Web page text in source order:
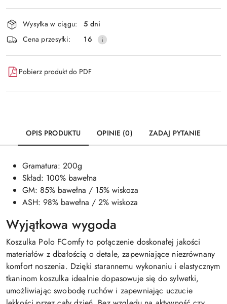
Wyślij
Dostępność
i
dostawa
Wysyłka w ciągu:
5 dni
Cena przesyłki:
16
Pobierz produkt do PDF
OPIS PRODUKTU OPINIE (0) ZADAJ PYTANIE
Gramatura: 200g
Skład: 100% bawełna
GM: 85% bawełna / 15% wiskoza
ASH: 98% bawełna / 2% wiskoza
Wyjątkowa wygoda
Koszulka Polo FComfy to połączenie doskonałej jakości
materiałów z dbałością o detale, zapewniające niezrównany
komfort noszenia. Dzięki starannemu wykonaniu i elastycznym
tkaninom koszulka idealnie dopasowuje się do sylwetki,
umożliwiając swobodę ruchów i zapewniając uczucie